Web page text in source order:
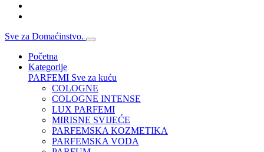
Sve za Domaćinstvo.
Početna
Kategorije
PARFEMI Sve za kuću
COLOGNE
COLOGNE INTENSE
LUX PARFEMI
MIRISNE SVIJEĆE
PARFEMSKA KOZMETIKA
PARFEMSKA VODA